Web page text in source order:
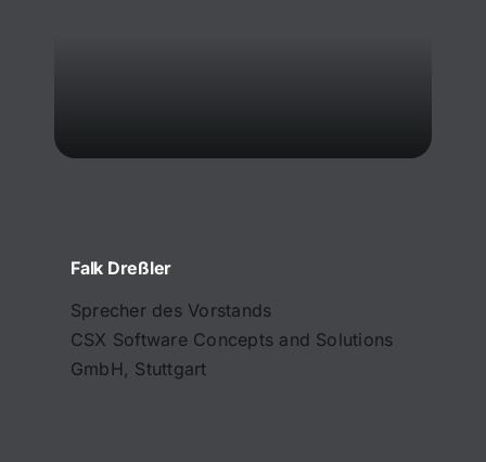
Falk Dreßler
Sprecher des Vorstands
CSX Software Concepts and Solutions
GmbH, Stuttgart